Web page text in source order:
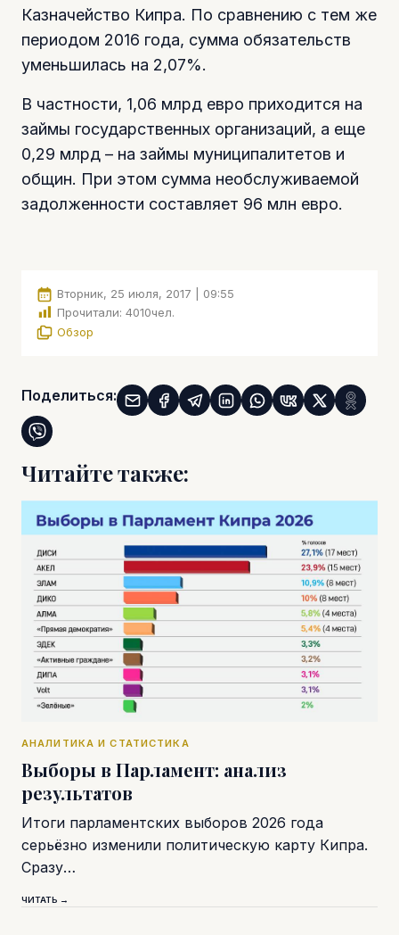
Казначейство Кипра. По сравнению с тем же
периодом 2016 года, сумма обязательств
уменьшилась на 2,07%.
В частности, 1,06 млрд евро приходится на
займы государственных организаций, а еще
0,29 млрд – на займы муниципалитетов и
общин. При этом сумма необслуживаемой
задолженности составляет 96 млн евро.
Вторник, 25 июля, 2017 | 09:55
Прочитали: 4010чел.
Обзор
Поделиться:
Читайте также:
АНАЛИТИКА И СТАТИСТИКА
Выборы в Парламент: анализ
результатов
Итоги парламентских выборов 2026 года
серьёзно изменили политическую карту Кипра.
Сразу…
ЧИТАТЬ →